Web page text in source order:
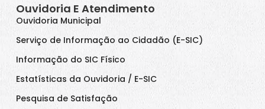
Ouvidoria E Atendimento
Ouvidoria Municipal
Serviço de Informação ao Cidadão (E-SIC)
Informação do SIC Físico
Estatísticas da Ouvidoria / E-SIC
Pesquisa de Satisfação